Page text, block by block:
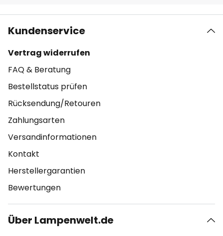
Kundenservice
Vertrag widerrufen
FAQ & Beratung
Bestellstatus prüfen
Rücksendung/Retouren
Zahlungsarten
Versandinformationen
Kontakt
Herstellergarantien
Bewertungen
Über Lampenwelt.de